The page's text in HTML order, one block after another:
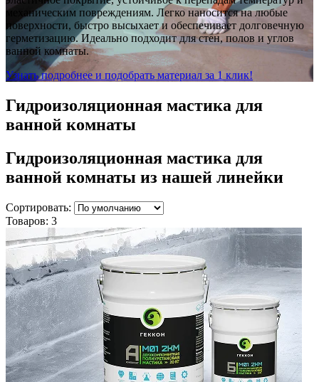
механическим повреждениям. Легко наносится на любые
поверхности, быстро высыхает и обеспечивает долговечную
герметизацию. Идеально подходит для стен, полов и углов
ванной комнаты.
Узнать подробнее и подобрать материал за 1 клик!
Гидроизоляционная мастика для
ванной комнаты
Гидроизоляционная мастика для
ванной комнаты из нашей линейки
Сортировать:
Товаров: 3